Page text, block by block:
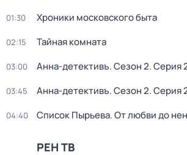
01:30 Хроники московского быта
02:15 Тайная комната
03:00 Анна-детективъ. Сезон 2. Серия
03:45 Анна-детективъ. Сезон 2. Серия
04:40 Список Пырьева. От любви до
РЕН ТВ